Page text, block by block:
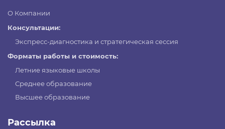
О Компании
Консультации:
Экспресс-диагностика и стратегическая сессия
Форматы работы и стоимость:
Летние языковые школы
Среднее образование
Высшее образование
Рассылка